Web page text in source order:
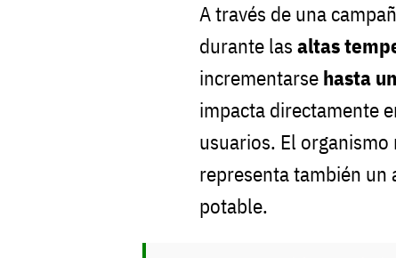
A través de una
durante las altas
incrementarse hasta
impacta directamente
usuarios. El
representa también un
potable.